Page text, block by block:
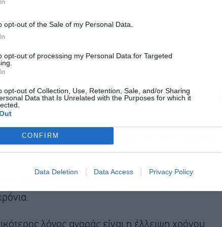
opt-out of the Sale of my Personal Data.
opt-out of processing my Personal Data for Targeted
opt-out of Collection, Use, Retention, Sale, and/or Sharing
Data that Is Unrelated with the Purposes for which it
CONFIRM
Data Deletion Data Access Privacy Policy
της έρευνας για το
σε 14,79€ την εβδομάδα, δηλαδή περίπου
το ποσοστό των καταναλωτών που τα επιλέγουν
το 2016.
αγοράζει ποτέ έτοιμο φαγητό, ποσοστό
λόγος αγοράς είναι η έλλειψη χρόνου